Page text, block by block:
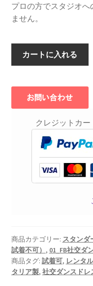
プロの方でスタジオへ
ません。
カートに入れる
クレジットカ
商品カテゴリー: スタンダ
試着不可） , 01_FB社交ダ
商品タグ: 試着可, レンタ
タリア製, 社交ダンスドレ